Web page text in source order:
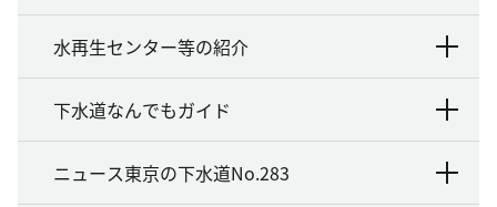
水再生センター等の紹介
下水道なんでもガイド
ニュース東京の下水道No.283